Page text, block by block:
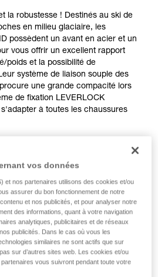
la robustesse ! Destinés au ski de
en milieu glaciaire, les
possèdent un avant en acier et un
vous offrir un excellent rapport
poids et la possibilité de
système de liaison souple des
une grande compacité lors
de fixation LEVERLOCK
à toutes les chaussures
vos données
et nos partenaires utilisons des cookies et/ou
assurer du bon fonctionnement de notre
et nos publicités, et pour analyser notre
des informations, quant à votre navigation
analytiques, publicitaires et de réseaux
publicités. Dans le cas où vous les
similaires ne sont actifs que sur
sur d’autres sites web. Les cookies et/ou
vous suivront pendant toute votre